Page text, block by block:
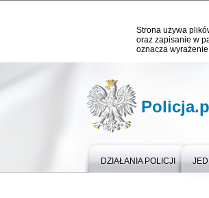
Strona używa
oraz zapisanie w
oznacza
DZIAŁANIA POLICJI